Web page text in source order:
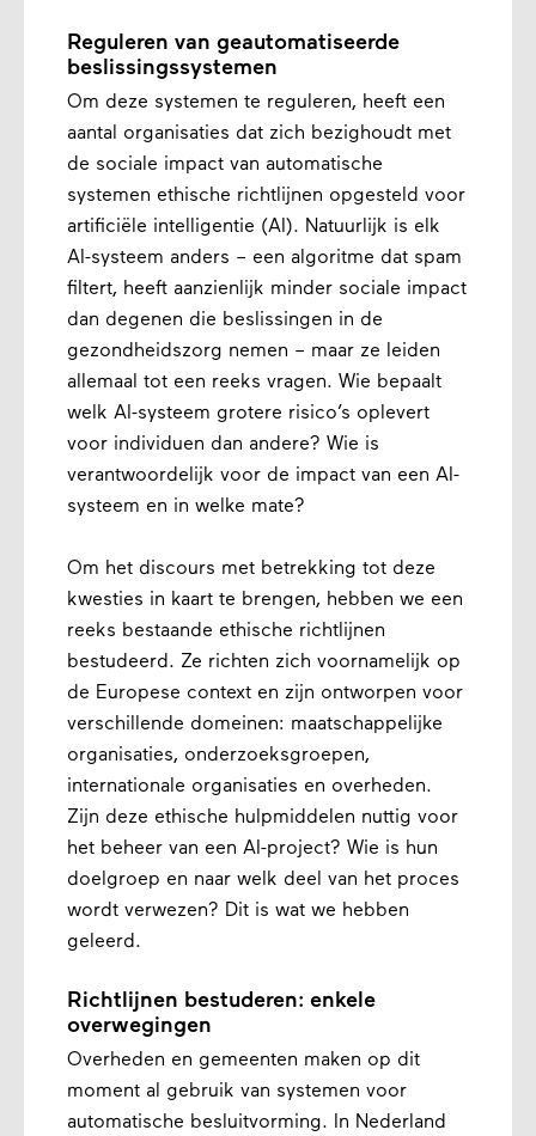
Reguleren van geautomatiseerde
beslissingssystemen
Om deze systemen te reguleren, heeft een
aantal organisaties dat zich bezighoudt met
de sociale impact van automatische
systemen ethische richtlijnen opgesteld voor
artificiële intelligentie (AI). Natuurlijk is elk
AI-systeem anders – een algoritme dat spam
filtert, heeft aanzienlijk minder sociale impact
dan degenen die beslissingen in de
gezondheidszorg nemen – maar ze leiden
allemaal tot een reeks vragen. Wie bepaalt
welk AI-systeem grotere risico’s oplevert
voor individuen dan andere? Wie is
verantwoordelijk voor de impact van een AI-
systeem en in welke mate?
Om het discours met betrekking tot deze
kwesties in kaart te brengen, hebben we een
reeks bestaande ethische richtlijnen
bestudeerd. Ze richten zich voornamelijk op
de Europese context en zijn ontworpen voor
verschillende domeinen: maatschappelijke
organisaties, onderzoeksgroepen,
internationale organisaties en overheden.
Zijn deze ethische hulpmiddelen nuttig voor
het beheer van een AI-project? Wie is hun
doelgroep en naar welk deel van het proces
wordt verwezen? Dit is wat we hebben
geleerd.
Richtlijnen bestuderen: enkele
overwegingen
Overheden en gemeenten maken op dit
moment al gebruik van systemen voor
automatische besluitvorming. In Nederland